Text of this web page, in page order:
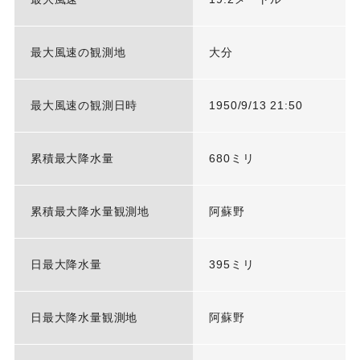
最大風速の観測地 大分
最大風速の観測日時 1950/9/13 21:50
累積最大降水量 680ミリ
累積最大降水量観測地 阿蘇野
日最大降水量 395ミリ
日最大降水量観測地 阿蘇野